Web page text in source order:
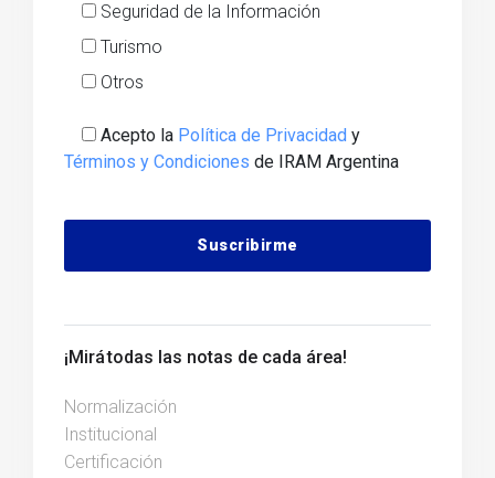
Seguridad de la Información
Turismo
Otros
Acepto la Política de Privacidad y
Términos y Condiciones de IRAM Argentina
¡Mirá todas las notas de cada área!
Normalización
Institucional
Certificación